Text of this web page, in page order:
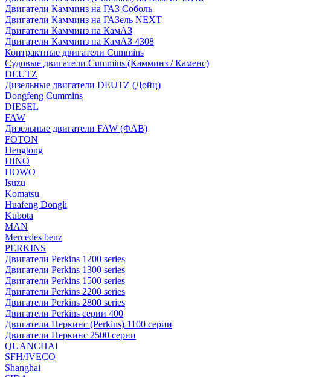
Двигатели Камминз на ГАЗ Соболь
Двигатели Камминз на ГАЗель NEXT
Двигатели Камминз на КамАЗ
Двигатели Камминз на КамАЗ 4308
Контрактные двигатели Cummins
Судовые двигатели Cummins (Камминз / Каменс)
DEUTZ
Дизельные двигатели DEUTZ (Дойц)
Dongfeng Cummins
DIESEL
FAW
Дизельные двигатели FAW (ФАВ)
FOTON
Hengtong
HINO
HOWO
Isuzu
Komatsu
Huafeng Dongli
Kubota
MAN
Mercedes benz
PERKINS
Двигатели Perkins 1200 series
Двигатели Perkins 1300 series
Двигатели Perkins 1500 series
Двигатели Perkins 2200 series
Двигатели Perkins 2800 series
Двигатели Perkins серии 400
Двигатели Перкинс (Perkins) 1100 серии
Двигатели Перкинс 2500 серии
QUANCHAI
SFH/IVECO
Shanghai